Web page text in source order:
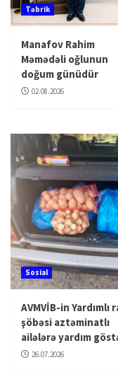
Təbrik
Manafov Rahim
Məmədəli oğlunun
doğum günüdür
02.08.2026
Sosial
AVMVİB-in Yardımlı
şöbəsi aztəminatlı
ailələrə yardım
26.07.2026